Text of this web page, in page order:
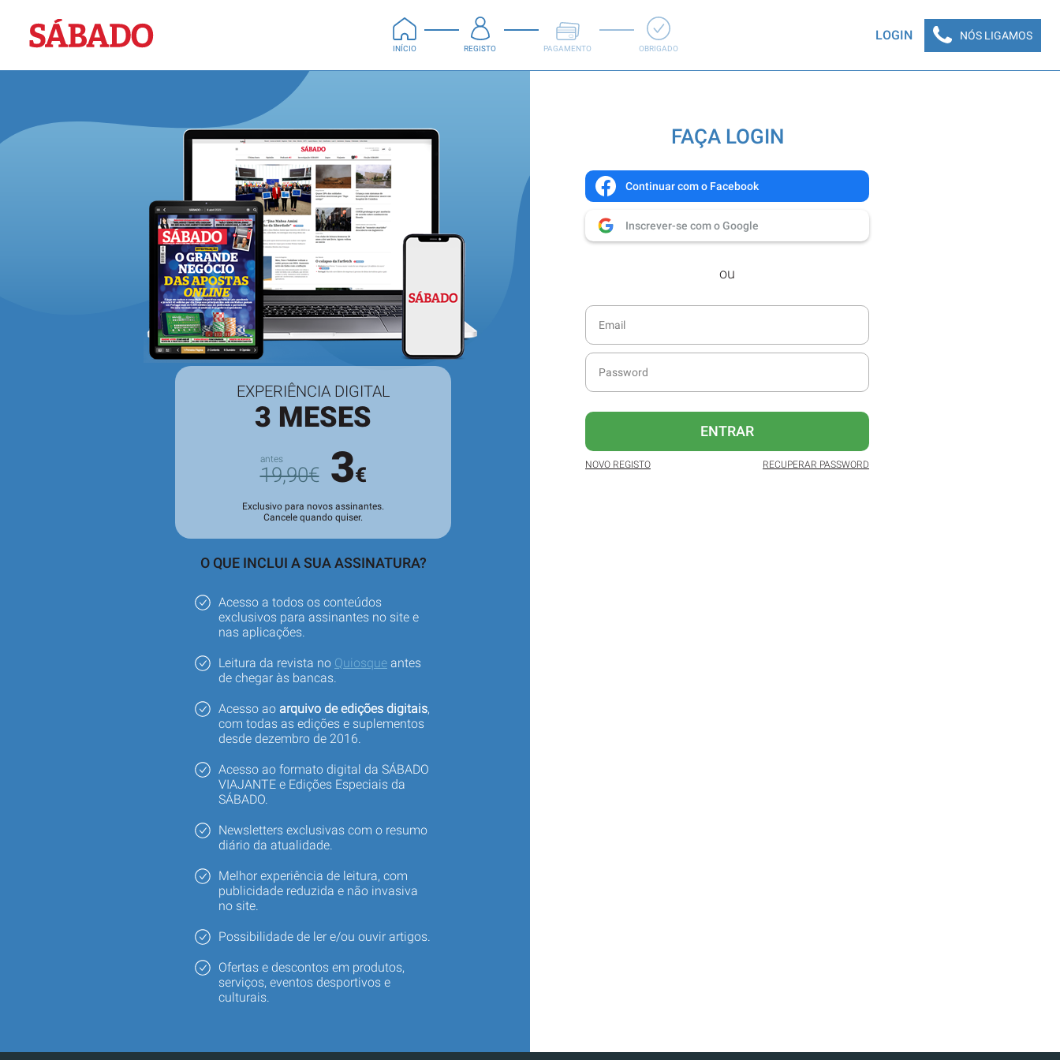
Sábado
INÍCIO REGISTO PAGAMENTO OBRIGADO
LOGIN NÓS LIGAMOS
EXPERIÊNCIA DIGITAL
3 MESES
19,90€ 3€
Exclusivo para novos assinantes.
Cancele quando quiser.
O QUE INCLUI A SUA ASSINATURA?
Acesso a todos os conteúdos
exclusivos para assinantes no site e
nas aplicações.
Leitura da revista no Quiosque antes
de chegar às bancas.
Acesso ao arquivo de edições digitais,
com todas as edições e suplementos
desde dezembro de 2016.
Acesso ao formato digital da SÁBADO
VIAJANTE e Edições Especiais da
SÁBADO.
Newsletters exclusivas com o resumo
diário da atualidade.
Melhor experiência de leitura, com
publicidade reduzida e não invasiva
no site.
Possibilidade de ler e/ou ouvir artigos.
Ofertas e descontos em produtos,
serviços, eventos desportivos e
culturais.
FAÇA LOGIN
Continuar com o Facebook
Inscrever-se com o Google
ou
ENTRAR
NOVO REGISTO RECUPERAR PASSWORD